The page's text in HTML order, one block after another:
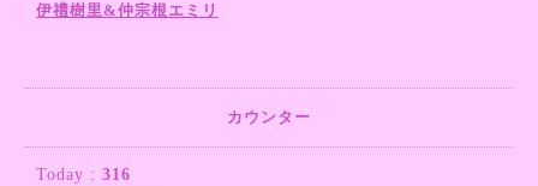
伊禮樹里&仲宗根エミリ
カウンター
Today : 316